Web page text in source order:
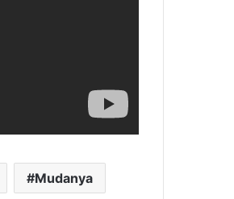
Mudanya